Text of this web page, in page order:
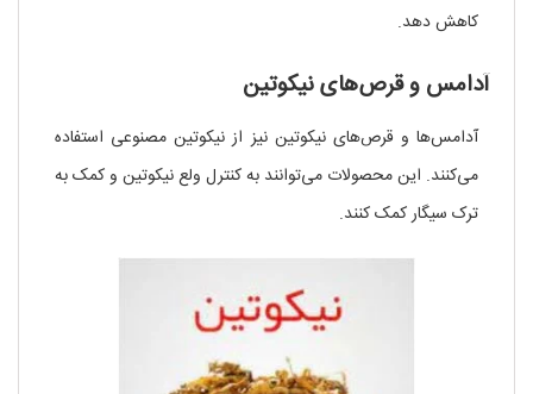
کاهش دهد.
آدامس و قرص‌های نیکوتین
آدامس‌ها و قرص‌های نیکوتین نیز از نیکوتین مصنوعی استفاده
می‌کنند. این محصولات می‌توانند به کنترل ولع نیکوتین و کمک به
ترک سیگار کمک کنند.